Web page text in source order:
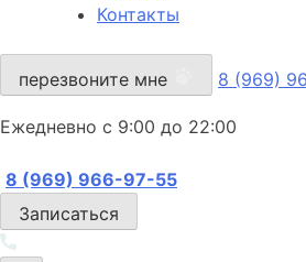
Контакты
перезвоните мне 8 (969)
Ежедневно с 9:00 до 22:00
8 (969) 966-97-55
Записаться